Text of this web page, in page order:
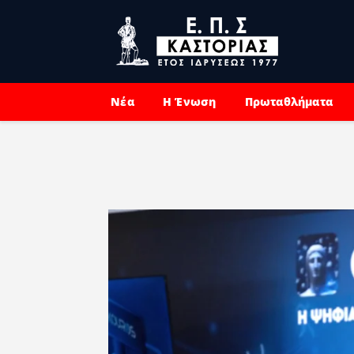
Νέα Η Ένωση Πρωταθλήματα